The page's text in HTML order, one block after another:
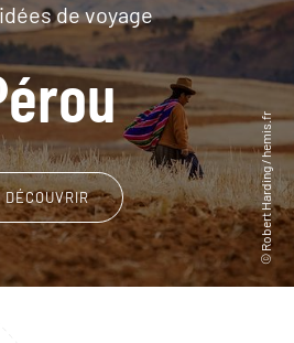
de voyage
DÉCOUVRIR